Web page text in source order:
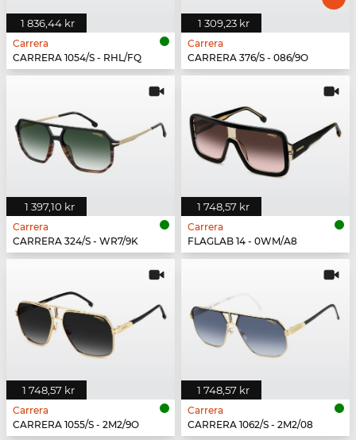
1 836,44 kr
Carrera
CARRERA 1054/S - RHL/FQ
1 309,23 kr
Carrera
CARRERA 376/S - 086/9O
1 397,10 kr
Carrera
CARRERA 324/S - WR7/9K
1 748,57 kr
Carrera
FLAGLAB 14 - 0WM/A8
1 748,57 kr
Carrera
CARRERA 1055/S - 2M2/9O
1 748,57 kr
Carrera
CARRERA 1062/S - 2M2/08